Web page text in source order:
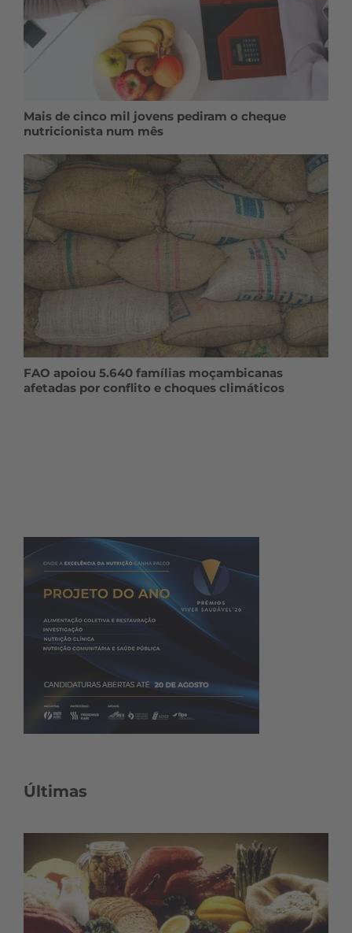
Mais de cinco mil jovens pediram o cheque
nutricionista num mês
FAO apoiou 5.640 famílias moçambicanas
afetadas por conflito e choques climáticos
Últimas